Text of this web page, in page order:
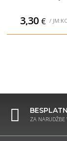
3,30 € /
ZA NARUDŽBE